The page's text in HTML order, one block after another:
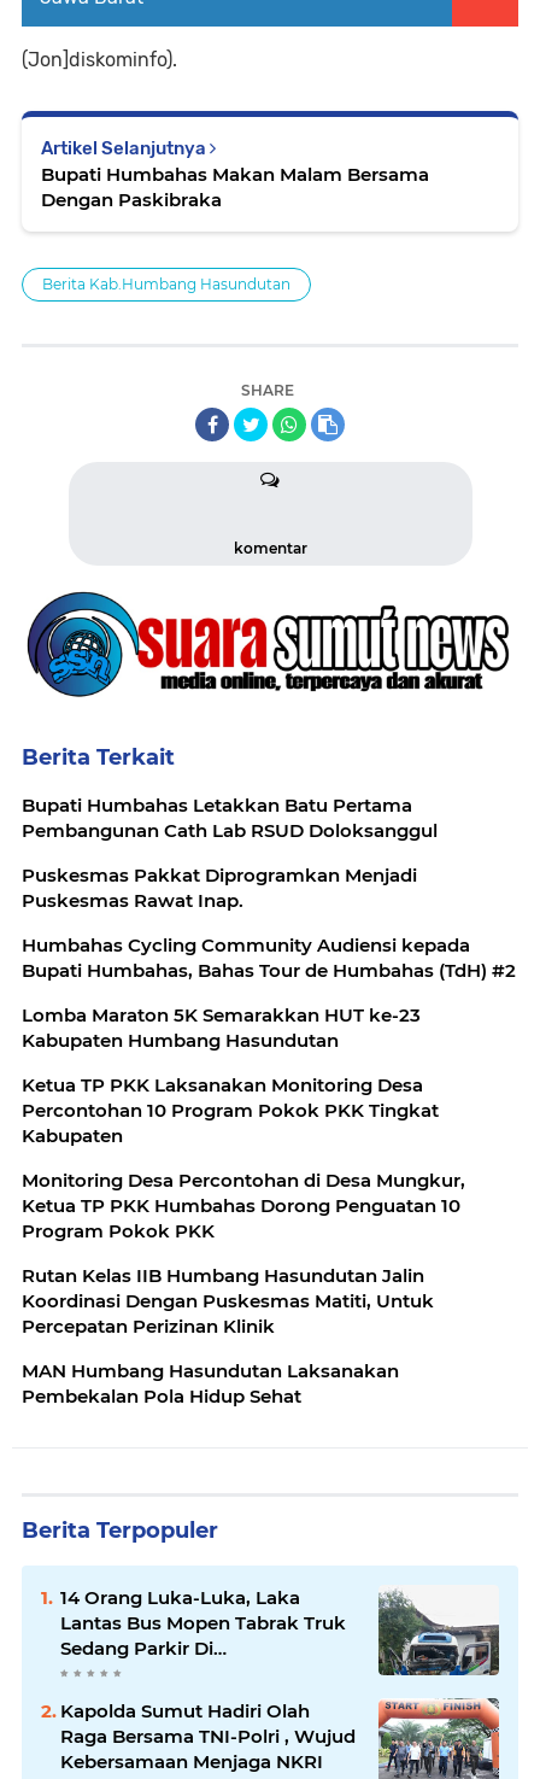
(Jon]diskominfo).
Artikel Selanjutnya
Bupati Humbahas Makan Malam Bersama
Dengan Paskibraka
Berita Kab.Humbang Hasundutan
SHARE
komentar
Berita Terkait
Bupati Humbahas Letakkan Batu Pertama
Pembangunan Cath Lab RSUD Doloksanggul
Puskesmas Pakkat Diprogramkan Menjadi
Puskesmas Rawat Inap.
Humbahas Cycling Community Audiensi kepada
Bupati Humbahas, Bahas Tour de Humbahas (TdH) #2
Lomba Maraton 5K Semarakkan HUT ke-23
Kabupaten Humbang Hasundutan
Ketua TP PKK Laksanakan Monitoring Desa
Percontohan 10 Program Pokok PKK Tingkat
Kabupaten
Monitoring Desa Percontohan di Desa Mungkur,
Ketua TP PKK Humbahas Dorong Penguatan 10
Program Pokok PKK
Rutan Kelas IIB Humbang Hasundutan Jalin
Koordinasi Dengan Puskesmas Matiti, Untuk
Percepatan Perizinan Klinik
MAN Humbang Hasundutan Laksanakan
Pembekalan Pola Hidup Sehat
Berita Terpopuler
14 Orang Luka-Luka, Laka
Lantas Bus Mopen Tabrak Truk
Sedang Parkir Di
Siborongborong
Kapolda Sumut Hadiri Olah
Raga Bersama TNI-Polri , Wujud
Kebersamaan Menjaga NKRI